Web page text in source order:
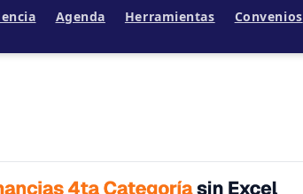
Agenda Herramientas Convenios